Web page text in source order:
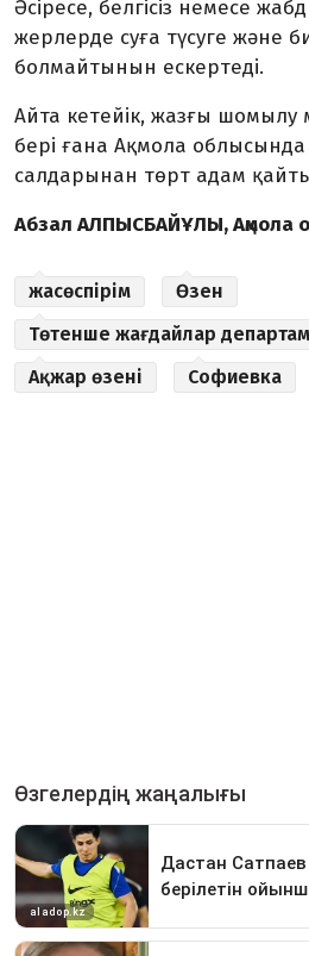
Әсіресе, белгісіз немесе
жерлерде суға түсуге және
болмайтынын ескертеді.
Айта кетейік, жазғы шомылу
бері ғана Ақмола облысында
салдарынан төрт адам
Абзал АЛПЫСБАЙҰЛЫ, Ақмола
жасөспірім
Өзен
Төтенше жағдайлар
Ақжар өзені
Софиевка